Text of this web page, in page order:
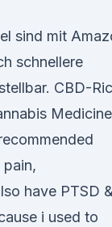
sind mit
schnellere
CBD-
have PTSD &
i used to